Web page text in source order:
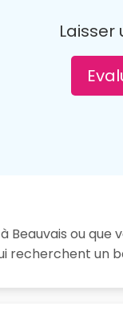
Laisser
Beauvais ou que
un